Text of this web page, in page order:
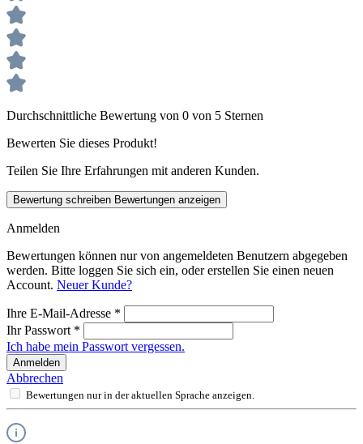
Durchschnittliche Bewertung von 0 von 5 Sternen
Bewerten Sie dieses Produkt!
Teilen Sie Ihre Erfahrungen mit anderen Kunden.
Bewertung schreiben Bewertungen anzeigen
Anmelden
Bewertungen können nur von angemeldeten Benutzern abgegeben
werden. Bitte loggen Sie sich ein, oder erstellen Sie einen neuen
Account. Neuer Kunde?
Ihre E-Mail-Adresse *
Ihr Passwort *
Ich habe mein Passwort vergessen.
Anmelden
Abbrechen
Bewertungen nur in der aktuellen Sprache anzeigen.